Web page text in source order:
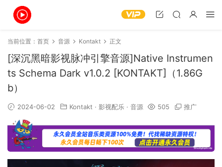
当前位置： 首页 音源 Kontakt 正文
[深沉黑暗影视脉冲引擎音源]Native Instrumen
ts Schema Dark v1.0.2 [KONTAKT]（1.86G
b）
2024-06-02 Kontakt · 影视配乐 · 音源 505 推广